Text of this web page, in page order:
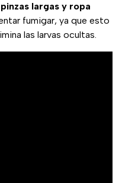
largas y ropa
fumigar, ya que esto
las larvas ocultas.